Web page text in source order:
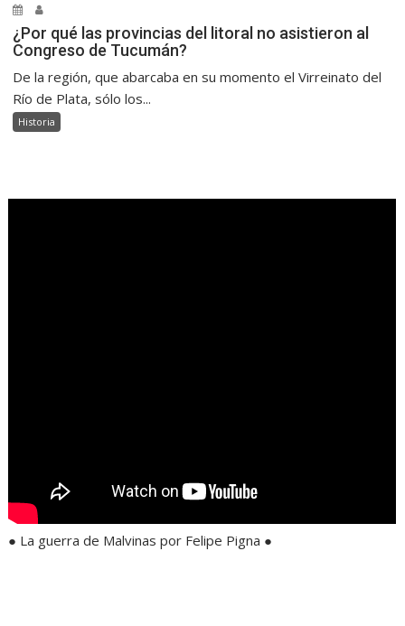
¿Por qué las provincias del litoral no asistieron al
Congreso de Tucumán?
De la región, que abarcaba en su momento el Virreinato del
Río de Plata, sólo los...
Historia
● La guerra de Malvinas por Felipe Pigna ●